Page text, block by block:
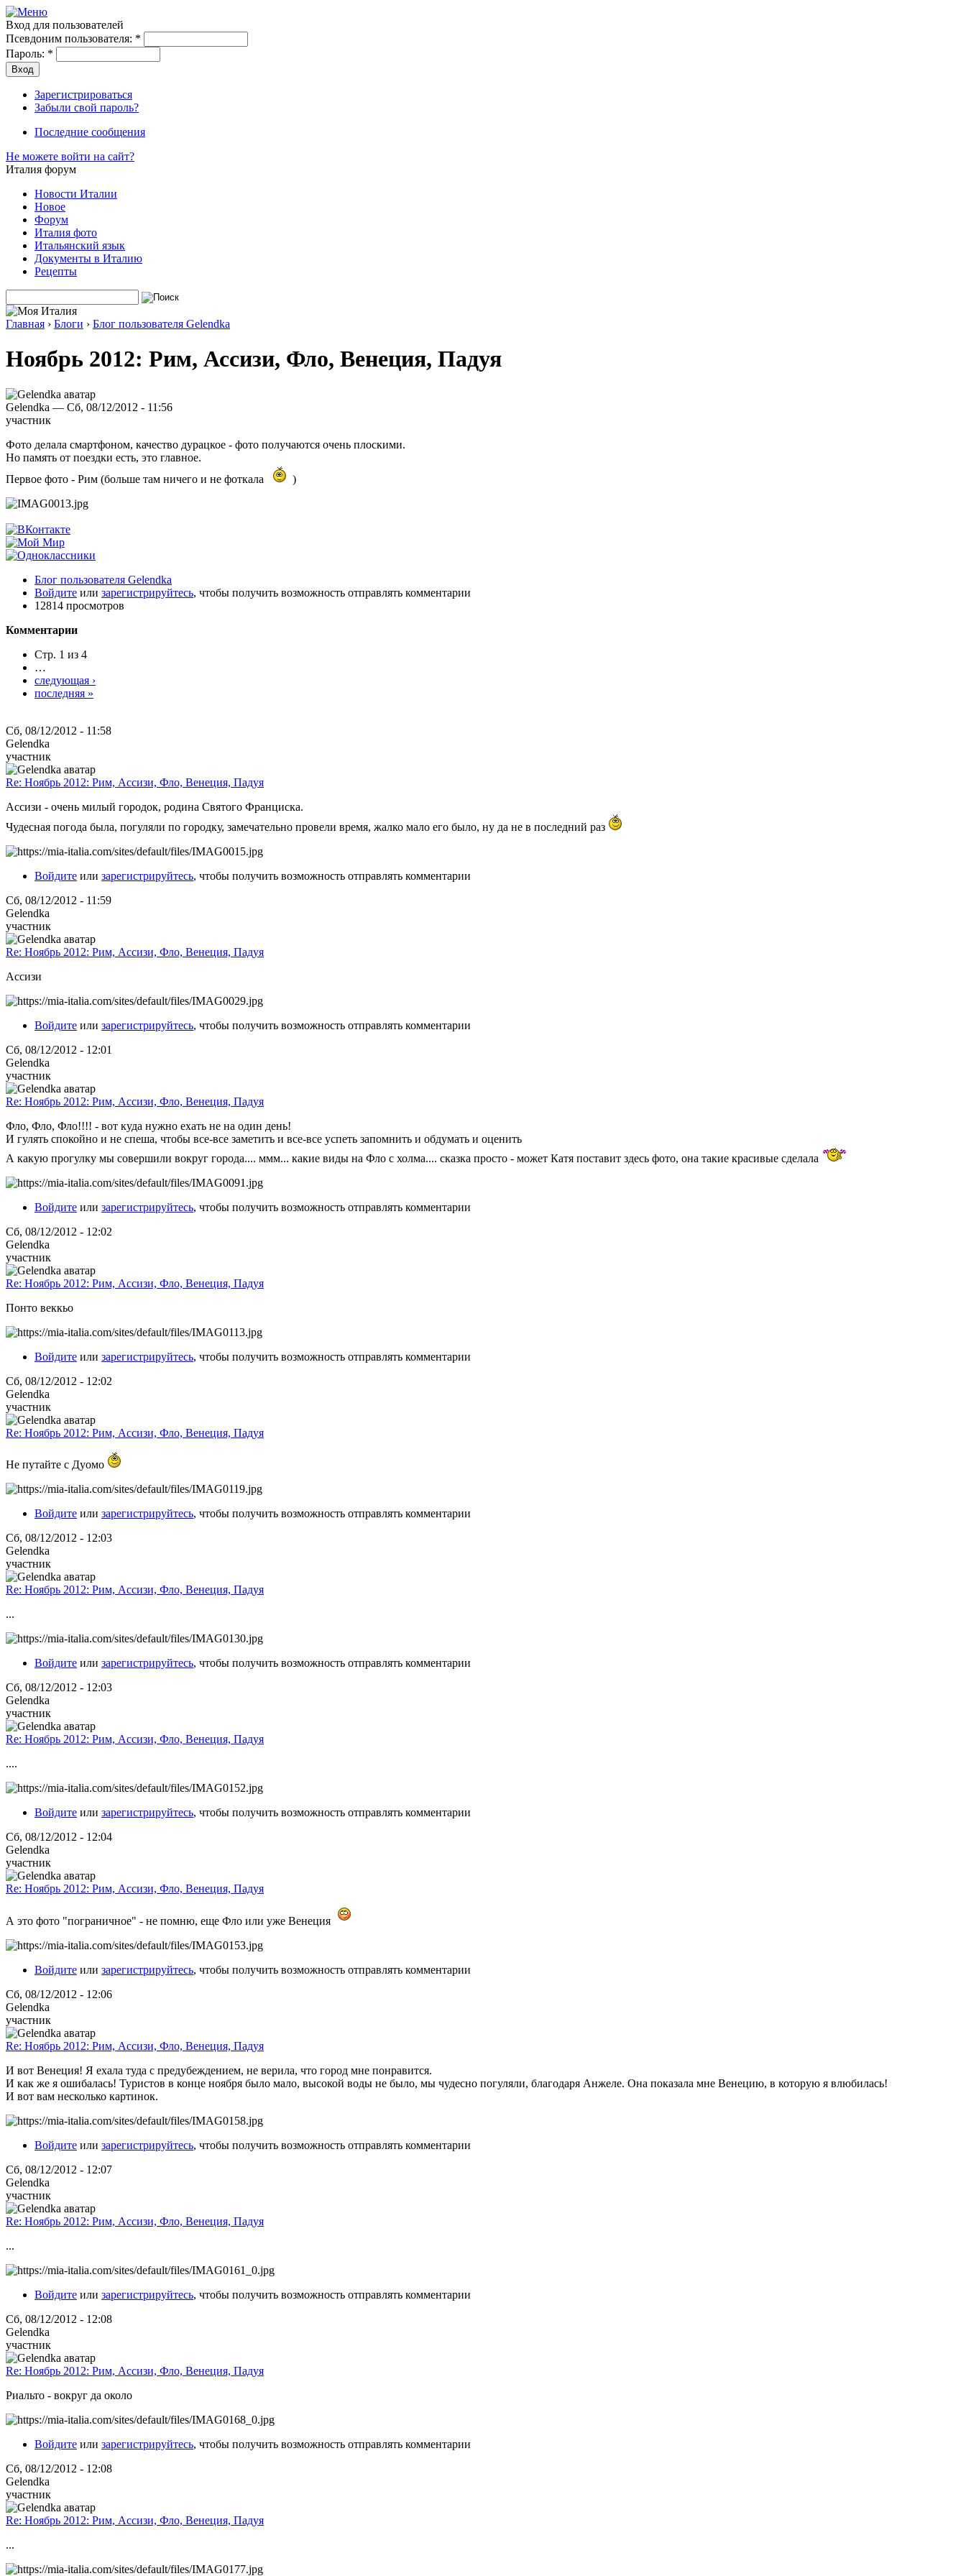
Вход для пользователей
Псевдоним пользователя: *
Пароль: *
Зарегистрироваться
Забыли свой пароль?
Последние сообщения
Не можете войти на сайт?
Италия форум
Новости Италии
Новое
Форум
Италия фото
Итальянский язык
Документы в Италию
Рецепты
Главная › Блоги › Блог пользователя Gelendka
Ноябрь 2012: Рим, Ассизи, Фло, Венеция, Падуя
Gelendka — Сб, 08/12/2012 - 11:56
участник
Фото делала смартфоном, качество дурацкое - фото получаются очень плоскими.
Но память от поездки есть, это главное.
Первое фото - Рим (больше там ничего и не фоткала
)
Блог пользователя Gelendka
Войдите или зарегистрируйтесь, чтобы получить возможность отправлять комментарии
12814 просмотров
Комментарии
Стр. 1 из 4
…
следующая ›
последняя »
Сб, 08/12/2012 - 11:58
Gelendka
участник
Re: Ноябрь 2012: Рим, Ассизи, Фло, Венеция, Падуя
Ассизи - очень милый городок, родина Святого Франциска.
Чудесная погода была, погуляли по городку, замечательно провели время, жалко мало его было, ну да не в последний раз
Войдите или зарегистрируйтесь, чтобы получить возможность отправлять комментарии
Сб, 08/12/2012 - 11:59
Gelendka
участник
Re: Ноябрь 2012: Рим, Ассизи, Фло, Венеция, Падуя
Ассизи
Войдите или зарегистрируйтесь, чтобы получить возможность отправлять комментарии
Сб, 08/12/2012 - 12:01
Gelendka
участник
Re: Ноябрь 2012: Рим, Ассизи, Фло, Венеция, Падуя
Фло, Фло, Фло!!!! - вот куда нужно ехать не на один день!
И гулять спокойно и не спеша, чтобы все-все заметить и все-все успеть запомнить и обдумать и оценить
А какую прогулку мы совершили вокруг города.... ммм... какие виды на Фло с холма.... сказка просто - может Катя поставит здесь фото, она такие красивые сделала
Войдите или зарегистрируйтесь, чтобы получить возможность отправлять комментарии
Сб, 08/12/2012 - 12:02
Gelendka
участник
Re: Ноябрь 2012: Рим, Ассизи, Фло, Венеция, Падуя
Понто веккьо
Войдите или зарегистрируйтесь, чтобы получить возможность отправлять комментарии
Сб, 08/12/2012 - 12:02
Gelendka
участник
Re: Ноябрь 2012: Рим, Ассизи, Фло, Венеция, Падуя
Не путайте с Дуомо
Войдите или зарегистрируйтесь, чтобы получить возможность отправлять комментарии
Сб, 08/12/2012 - 12:03
Gelendka
участник
Re: Ноябрь 2012: Рим, Ассизи, Фло, Венеция, Падуя
...
Войдите или зарегистрируйтесь, чтобы получить возможность отправлять комментарии
Сб, 08/12/2012 - 12:03
Gelendka
участник
Re: Ноябрь 2012: Рим, Ассизи, Фло, Венеция, Падуя
....
Войдите или зарегистрируйтесь, чтобы получить возможность отправлять комментарии
Сб, 08/12/2012 - 12:04
Gelendka
участник
Re: Ноябрь 2012: Рим, Ассизи, Фло, Венеция, Падуя
А это фото "пограничное" - не помню, еще Фло или уже Венеция
Войдите или зарегистрируйтесь, чтобы получить возможность отправлять комментарии
Сб, 08/12/2012 - 12:06
Gelendka
участник
Re: Ноябрь 2012: Рим, Ассизи, Фло, Венеция, Падуя
И вот Венеция! Я ехала туда с предубеждением, не верила, что город мне понравится.
И как же я ошибалась! Туристов в конце ноября было мало, высокой воды не было, мы чудесно погуляли, благодаря Анжеле. Она показала мне Венецию, в которую я влюбилась!
И вот вам несколько картинок.
Войдите или зарегистрируйтесь, чтобы получить возможность отправлять комментарии
Сб, 08/12/2012 - 12:07
Gelendka
участник
Re: Ноябрь 2012: Рим, Ассизи, Фло, Венеция, Падуя
...
Войдите или зарегистрируйтесь, чтобы получить возможность отправлять комментарии
Сб, 08/12/2012 - 12:08
Gelendka
участник
Re: Ноябрь 2012: Рим, Ассизи, Фло, Венеция, Падуя
Риальто - вокруг да около
Войдите или зарегистрируйтесь, чтобы получить возможность отправлять комментарии
Сб, 08/12/2012 - 12:08
Gelendka
участник
Re: Ноябрь 2012: Рим, Ассизи, Фло, Венеция, Падуя
...